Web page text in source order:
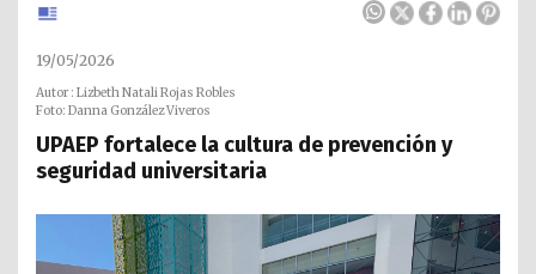
19/05/2026
Autor : Lizbeth Natali Rojas Robles
Foto: Danna González Viveros
UPAEP fortalece la cultura de prevención y
seguridad universitaria